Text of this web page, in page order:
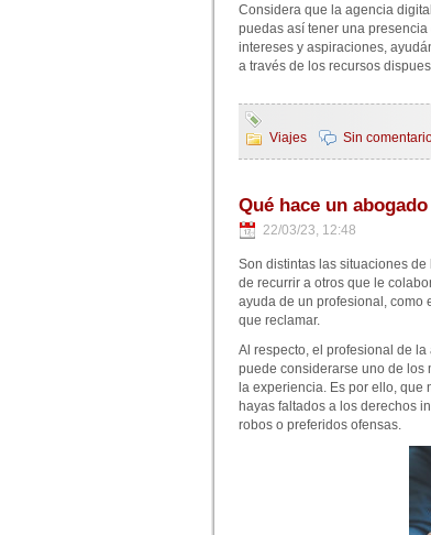
Considera que la agencia
puedas así tener una
intereses y aspiraciones,
a través de los recursos
Viajes Sin
Qué hace un
22/03/23, 12:48
Son distintas las situaciones
de recurrir a otros que le
ayuda de un profesional, como
que reclamar.
Al respecto, el profesional de
puede considerarse uno de los
la experiencia. Es por ello, que
hayas faltados a los derechos
robos o preferidos ofensas.